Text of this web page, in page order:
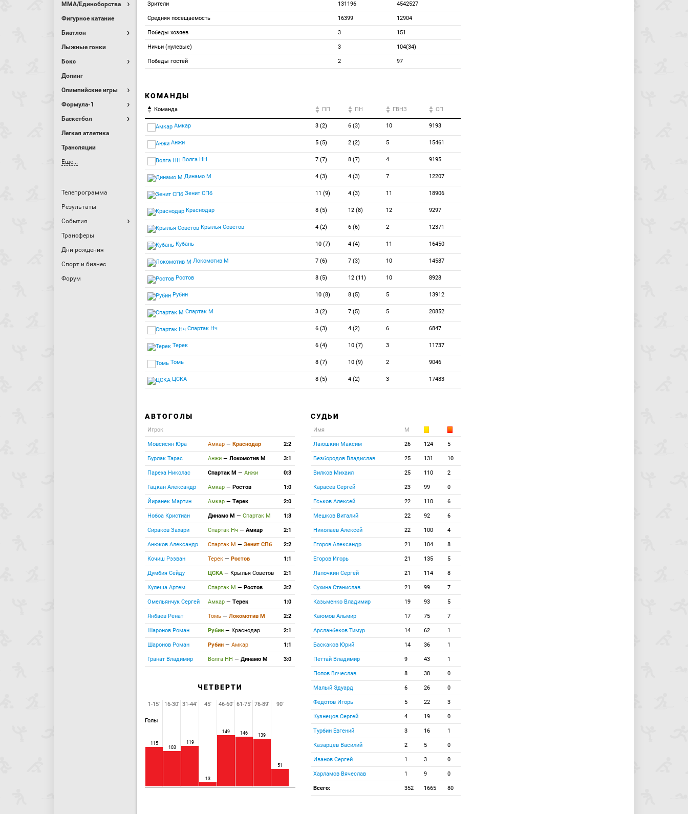
MMA/Единоборства
Фигурное катание
Биатлон
Лыжные гонки
Бокс
Допинг
Олимпийские игры
Формула-1
Баскетбол
Легкая атлетика
Трансляции
Еще...
Телепрограмма
Результаты
События
Трансферы
Дни рождения
Спорт и бизнес
Форум
Зрители 131196 4542527
Средняя посещаемость 16399 12904
Победы хозяев 3 151
Ничьи (нулевые) 3 104(34)
Победы гостей 2 97
КОМАНДЫ
Команда ПП ПН ГВНЗ СП
Амкар 3 (2) 6 (3) 10 9193
Анжи 5 (5) 2 (2) 5 15461
Волга НН 7 (7) 8 (7) 4 9195
Динамо М 4 (3) 4 (3) 7 12207
Зенит СПб 11 (9) 4 (3) 11 18906
Краснодар 8 (5) 12 (8) 12 9297
Крылья Советов 4 (2) 6 (6) 2 12371
Кубань 10 (7) 4 (4) 11 16450
Локомотив М 7 (6) 7 (3) 10 14587
Ростов 8 (5) 12 (11) 10 8928
Рубин 10 (8) 8 (5) 5 13912
Спартак М 3 (2) 7 (5) 5 20852
Спартак Нч 6 (3) 4 (2) 6 6847
Терек 6 (4) 10 (7) 3 11737
Томь 8 (7) 10 (9) 2 9046
ЦСКА 8 (5) 4 (2) 3 17483
АВТОГОЛЫ
Игрок
Мовсисян Юра Амкар — Краснодар 2:2
Бурлак Тарас Анжи — Локомотив М 3:1
Пареха Николас Спартак М — Анжи 0:3
Гацкан Александр Амкар — Ростов 1:0
Йиранек Мартин Амкар — Терек 2:0
Нобоа Кристиан Динамо М — Спартак М 1:3
Сираков Захари Спартак Нч — Амкар 2:1
Анюков Александр Спартак М — Зенит СПб 2:2
Кочиш Рэзван Терек — Ростов 1:1
Думбия Сейду ЦСКА— Крылья Советов 2:1
Кулеша Артем Спартак М — Ростов 3:2
Омельянчук Сергей Амкар — Терек 1:0
Янбаев Ренат Томь — Локомотив М 2:2
Шаронов Роман Рубин — Краснодар 2:1
Шаронов Роман Рубин — Амкар 1:1
Гранат Владимир Волга НН — Динамо М 3:0
ЧЕТВЕРТИ
Голы
115
103
119
13
149 146 139
51
1-15' 16-30' 31-44' 45' 46-60' 61-75' 76-89' 90'
СУДЬИ
Имя М
Лаюшкин Максим 26 124 5
Безбородов Владислав 25 131 10
Вилков Михаил 25 110 2
Карасев Сергей 23 99 0
Еськов Алексей 22 110 6
Мешков Виталий 22 92 6
Николаев Алексей 22 100 4
Егоров Александр 21 104 8
Егоров Игорь 21 135 5
Лапочкин Сергей 21 114 8
Сухина Станислав 21 99 7
Казьменко Владимир 19 93 5
Каюмов Альмир 17 75 7
Арсланбеков Тимур 14 62 1
Баскаков Юрий 14 36 1
Петтай Владимир 9 43 1
Попов Вячеслав 8 38 0
Малый Эдуард 6 26 0
Федотов Игорь 5 22 3
Кузнецов Сергей 4 19 0
Турбин Евгений 3 16 1
Казарцев Василий 2 5 0
Иванов Сергей 1 3 0
Харламов Вячеслав 1 9 0
Всего: 352 1665 80